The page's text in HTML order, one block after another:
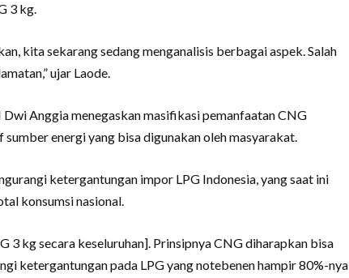
3 kg.
kita sekarang sedang menganalisis berbagai aspek. Salah
ujar Laode.
Anggia menegaskan masifikasi pemanfaatan CNG
energi yang bisa digunakan oleh masyarakat.
ketergantungan impor LPG Indonesia, yang saat ini
konsumsi nasional.
3 kg secara keseluruhan]. Prinsipnya CNG diharapkan bisa
ketergantungan pada LPG yang notebenen hampir 80%-nya